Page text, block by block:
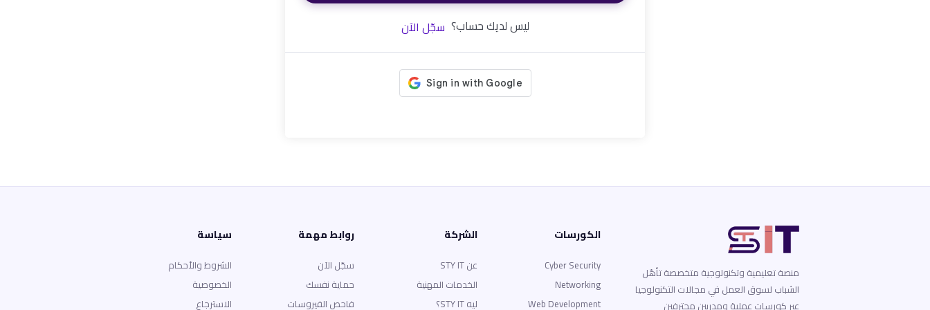
ليس لديك حساب؟ سجّل الآن
منصة تعليمية وتكنولوجية متخصصة تأهّل
الشباب لسوق العمل في مجالات التكنولوجيا
عبر كورسات عملية ومدربين محترفين
الكورسات
Cyber Security
Networking
Web Development
الشركة
عن STY IT
الخدمات المهنية
ليه STY IT؟
روابط مهمة
سجّل الآن
حماية نفسك
فاحص الفيروسات
سياسة
الشروط والأحكام
الخصوصية
الاسترجاع